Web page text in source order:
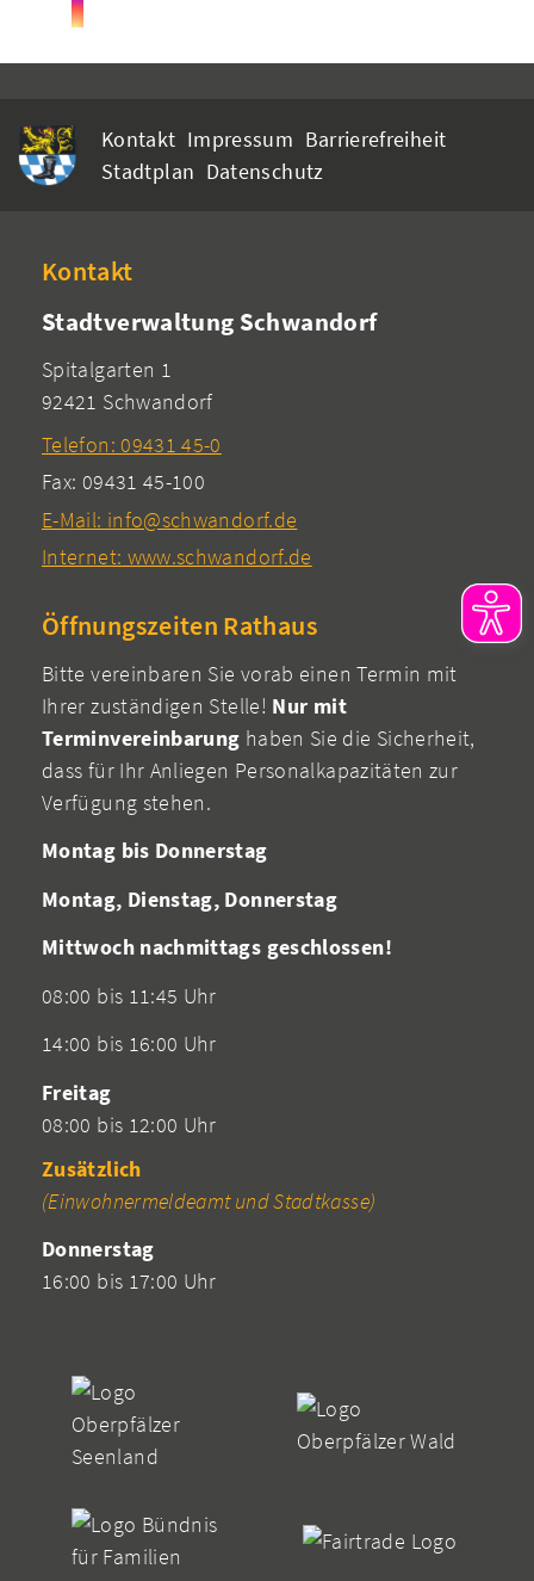
Kontakt Impressum Barrierefreiheit
Stadtplan Datenschutz
Kontakt
Stadtverwaltung Schwandorf
Spitalgarten 1
92421 Schwandorf
Telefon: 09431 45-0
Fax: 09431 45-100
E-Mail: info@schwandorf.de
Internet: www.schwandorf.de
Öffnungszeiten Rathaus
Bitte vereinbaren Sie vorab einen Termin mit
Ihrer zuständigen Stelle! Nur mit
Terminvereinbarung haben Sie die Sicherheit,
dass für Ihr Anliegen Personalkapazitäten zur
Verfügung stehen.
Montag bis Donnerstag
Montag, Dienstag, Donnerstag
Mittwoch nachmittags geschlossen!
08:00 bis 11:45 Uhr
14:00 bis 16:00 Uhr
Freitag
08:00 bis 12:00 Uhr
Zusätzlich
(Einwohnermeldeamt und Stadtkasse)
Donnerstag
16:00 bis 17:00 Uhr